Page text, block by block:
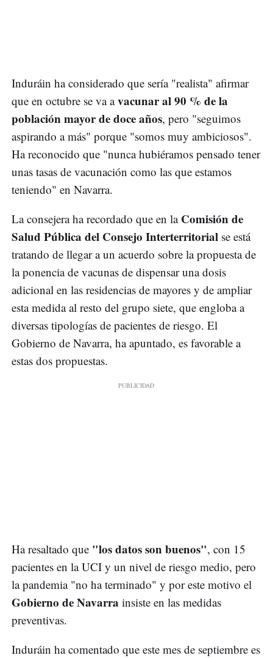
Induráin ha considerado que sería "realista" afirmar
que en octubre se va avacunar al 90 % de la
población mayor de doce años, pero "seguimos
aspirando a más" porque "somos muy ambiciosos".
Ha reconocido que "nunca hubiéramos pensado tener
unas tasas de vacunación como las que estamos
teniendo" en Navarra.
La consejera ha recordado que en la Comisión de
Salud Pública del Consejo Interterritorial se está
tratando de llegar a un acuerdo sobre la propuesta de
la ponencia de vacunas de dispensar una dosis
adicional en las residencias de mayores y de ampliar
esta medida al resto del grupo siete, que engloba a
diversas tipologías de pacientes de riesgo. El
Gobierno de Navarra, ha apuntado, es favorable a
estas dos propuestas.
Ha resaltado que "los datos son buenos", con 15
pacientes en la UCI y un nivel de riesgo medio, pero
la pandemia "no ha terminado" y por este motivo el
Gobierno de Navarra insiste en las medidas
preventivas.
Induráin ha comentado que este mes de septiembre es